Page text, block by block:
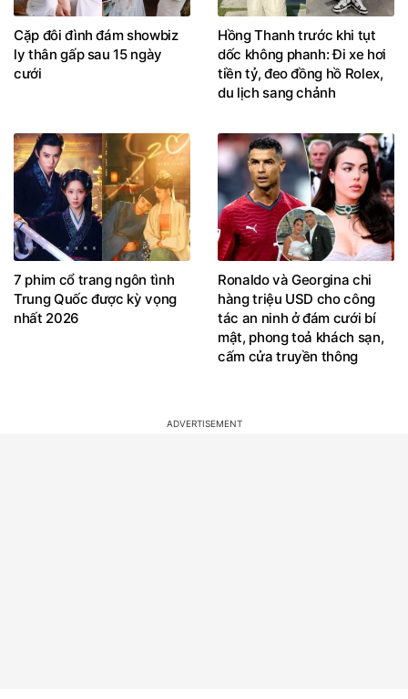
Cặp đôi đình đám showbiz
ly thân gấp sau 15 ngày
cưới
Hồng Thanh trước khi tụt
dốc không phanh: Đi xe hơi
tiền tỷ, đeo đồng hồ Rolex,
du lịch sang chảnh
7 phim cổ trang ngôn tình
Trung Quốc được kỳ vọng
nhất 2026
Ronaldo và Georgina chi
hàng triệu USD cho công
tác an ninh ở đám cưới bí
mật, phong toả khách sạn,
cấm cửa truyền thông